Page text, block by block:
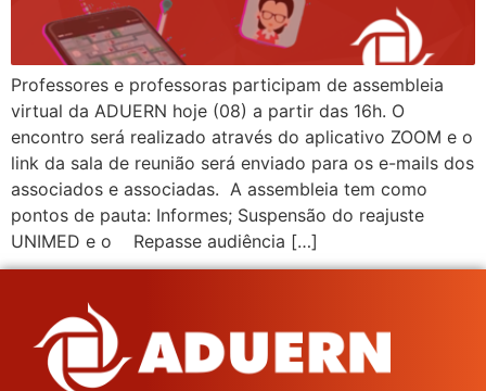
Professores e professoras participam de assembleia
virtual da ADUERN hoje (08) a partir das 16h. O
encontro será realizado através do aplicativo ZOOM e o
link da sala de reunião será enviado para os e-mails dos
associados e associadas. A assembleia tem como
pontos de pauta: Informes; Suspensão do reajuste
UNIMED e o Repasse audiência […]